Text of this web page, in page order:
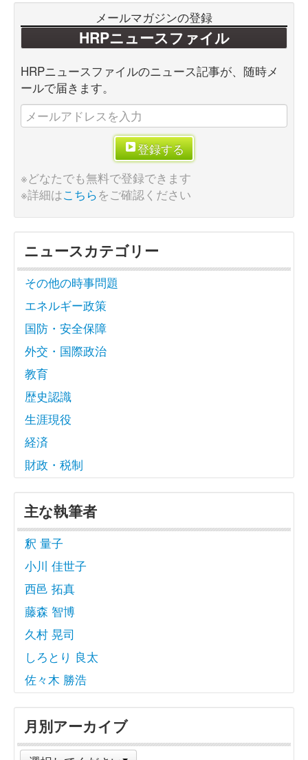
メールマガジンの登録
HRPニュースファイル
HRPニュースファイルのニュース記事が、随時メ
ールで届きます。
登録する
※どなたでも無料で登録できます
※詳細はこちらをご確認ください
ニュースカテゴリー
その他の時事問題
エネルギー政策
国防・安全保障
外交・国際政治
教育
歴史認識
生涯現役
経済
財政・税制
主な執筆者
釈 量子
小川 佳世子
西邑 拓真
藤森 智博
久村 晃司
しろとり 良太
佐々木 勝浩
月別アーカイブ